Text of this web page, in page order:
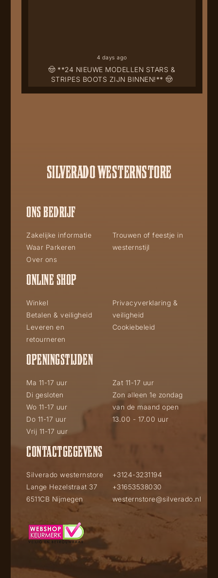
🤠 **24 NIEUWE MODELLEN STARS &
STRIPES BOOTS ZIJN BINNEN!** 🤠
4 days ago
SILVERADO WESTERNSTORE
ONS BEDRIJF
Zakelijke informatie
Waar Parkeren
Over ons
Trouwen of feestje in
westernstijl
ONLINE SHOP
Winkel
Betalen & veiligheid
Leveren en
retourneren
Privacyverklaring &
veiligheid
Cookiebeleid
OPENINGSTIJDEN
Ma 11-17 uur
Di gesloten
Wo 11-17 uur
Do 11-17 uur
Vrij 11-17 uur
Zat 11-17 uur
Zon alleen 1e zondag
van de maand open
13.00 - 17.00 uur
CONTACTGEGEVENS
Silverado westernstore
Lange Hezelstraat 37
6511CB Nijmegen
+3124-3231194
+31653538030
westernstore@silverado.nl